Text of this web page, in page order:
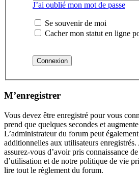
J’ai oublié mon mot de passe
Se souvenir de moi
Cacher mon statut en ligne
M’enregistrer
Vous devez être enregistré pour vous
prend que quelques secondes et
L’administrateur du forum peut
additionnelles aux utilisateurs
assurez-vous d’avoir pris connaissance
d’utilisation et de notre politique de vie
lire tout le règlement du forum.